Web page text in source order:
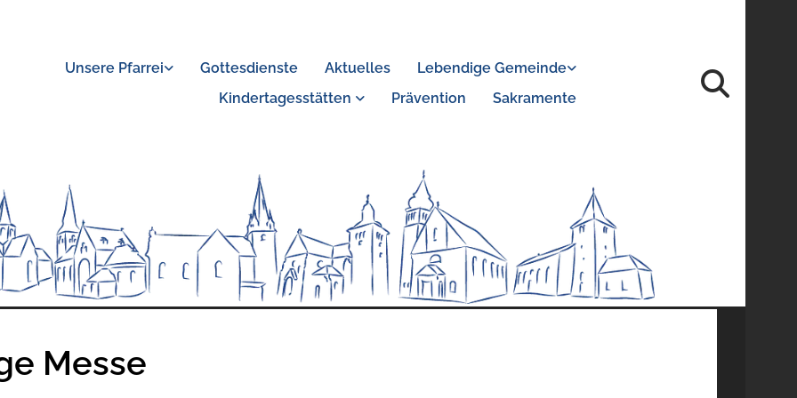
Unsere Pfarrei Gottesdienste Aktuelles
Lebendige Gemeinde
Kindertagesstätten
Prävention Sakramente
Messe